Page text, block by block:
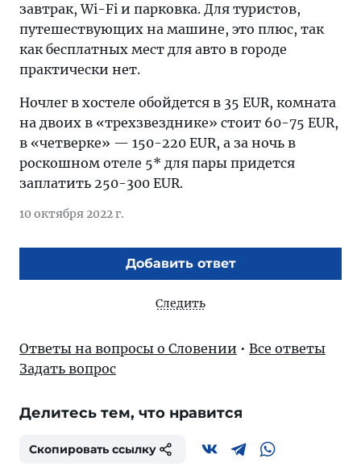
завтрак, Wi-Fi и парковка. Для туристов,
путешествующих на машине, это плюс, так
как бесплатных мест для авто в городе
практически нет.
Ночлег в хостеле обойдется в 35 EUR, комната
на двоих в «трехзвезднике» стоит 60-75 EUR,
в «четверке» — 150-220 EUR, а за ночь в
роскошном отеле 5* для пары придется
заплатить 250-300 EUR.
10 октября 2022 г.
Добавить ответ
Следить
Ответы на вопросы о Словении • Все ответы
Задать вопрос
Делитесь тем, что нравится
Скопировать ссылку